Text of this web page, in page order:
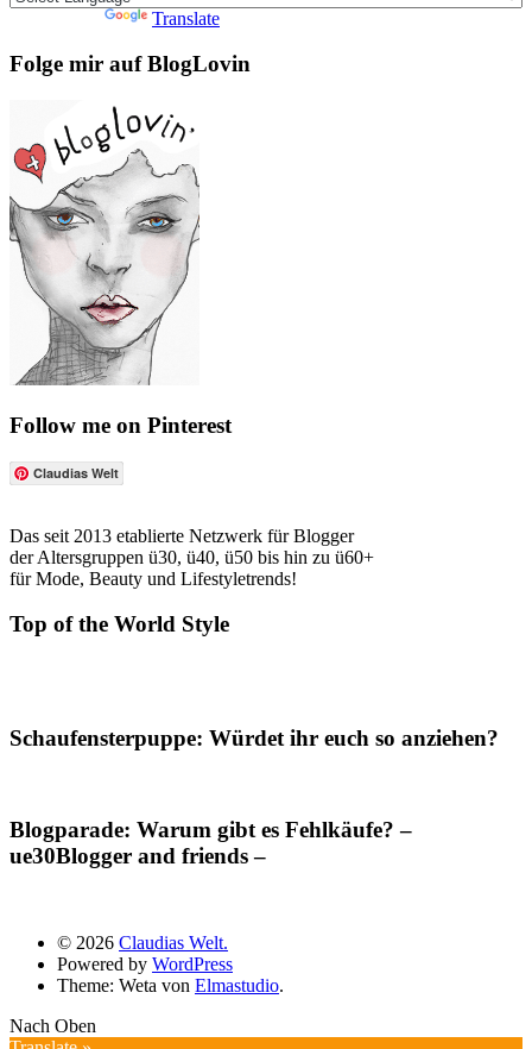
Translate
Folge mir auf BlogLovin
Follow me on Pinterest
Claudias Welt
Das seit 2013 etablierte Netzwerk für Blogger
der Altersgruppen ü30, ü40, ü50 bis hin zu ü60+
für Mode, Beauty und Lifestyletrends!
Top of the World Style
Schaufensterpuppe: Würdet ihr euch so anziehen?
Blogparade: Warum gibt es Fehlkäufe? –
ue30Blogger and friends –
© 2026 Claudias Welt.
Powered by WordPress
Theme: Weta von Elmastudio.
Nach Oben